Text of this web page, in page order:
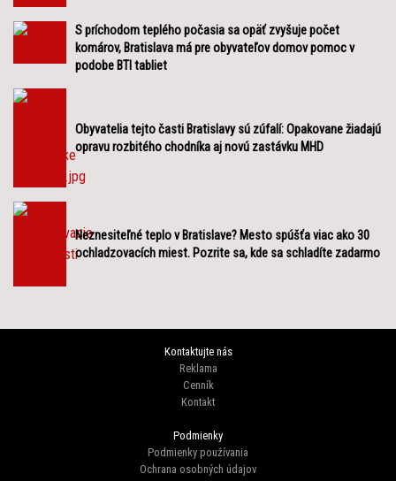
S príchodom teplého počasia sa opäť zvyšuje počet
komárov, Bratislava má pre obyvateľov domov pomoc v
podobe BTI tabliet
Obyvatelia tejto časti Bratislavy sú zúfalí: Opakovane žiadajú
opravu rozbitého chodníka aj novú zastávku MHD
Neznesiteľné teplo v Bratislave? Mesto spúšťa viac ako 30
ochladzovacích miest. Pozrite sa, kde sa schladíte zadarmo
Kontaktujte nás
Reklama
Cenník
Kontakt
Podmienky
Podmienky používania
Ochrana osobných údajov